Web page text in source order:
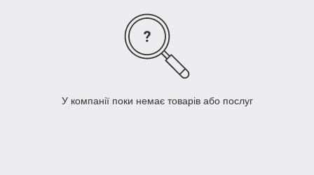
У компанії поки немає товарів або послуг